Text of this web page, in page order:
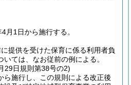
月1日から施行する。
提供を受けた保育に係る利用者負
ては、なお従前の例による。
29日規則第38号の2)
ら施行し、この規則による改正後